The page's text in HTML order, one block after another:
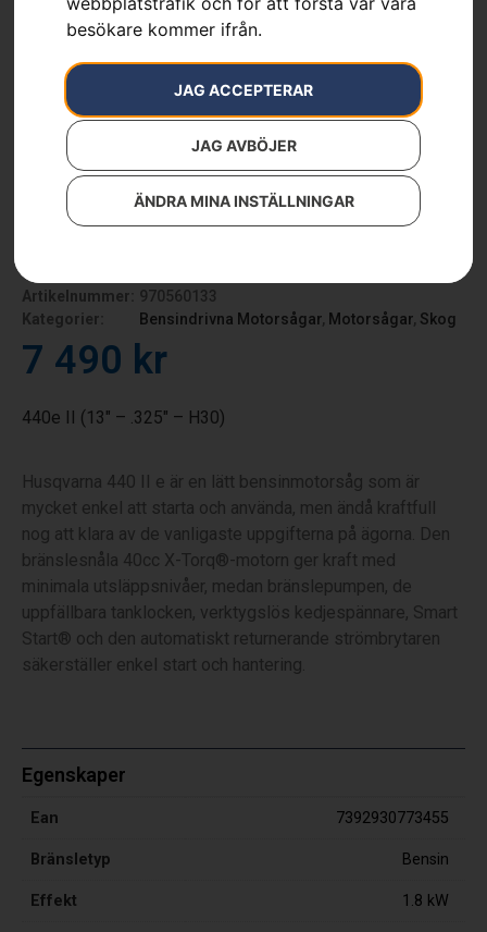
besökare kommer ifrån.
JAG ACCEPTERAR
JAG AVBÖJER
ÄNDRA MINA INSTÄLLNINGAR
HUSQVARNA 440 e-series
Artikelnummer:
970560133
Kategorier:
Bensindrivna Motorsågar, Motorsågar, Skog
7 490 kr
440e II (13″ – .325″ – H30)
Husqvarna 440 II e är en lätt bensinmotorsåg som är
mycket enkel att starta och använda, men ändå kraftfull
nog att klara av de vanligaste uppgifterna på ägorna. Den
bränslesnåla 40cc X-Torq®-motorn ger kraft med
minimala utsläppsnivåer, medan bränslepumpen, de
uppfällbara tanklocken, verktygslös kedjespännare, Smart
Start® och den automatiskt returnerande strömbrytaren
säkerställer enkel start och hantering.
Egenskaper
Ean 7392930773455
Bränsletyp Bensin
Effekt 1.8 kW